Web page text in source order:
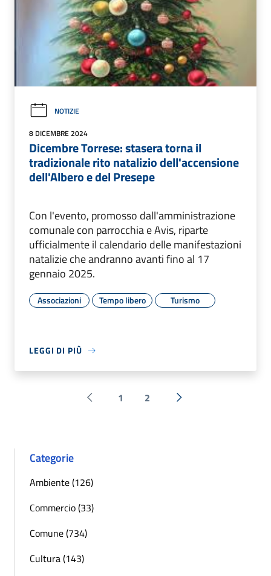
NOTIZIE
8 DICEMBRE 2024
Dicembre Torrese: stasera torna il
tradizionale rito natalizio dell'accensione
dell'Albero e del Presepe
Con l'evento, promosso dall'amministrazione
comunale con parrocchia e Avis, riparte
ufficialmente il calendario delle manifestazioni
natalizie che andranno avanti fino al 17
gennaio 2025.
Associazioni Tempo libero Turismo
LEGGI DI PIÙ
Pagina precedente
1 2 Successiva »
Categorie
Ambiente (126)
Commercio (33)
Comune (734)
Cultura (143)